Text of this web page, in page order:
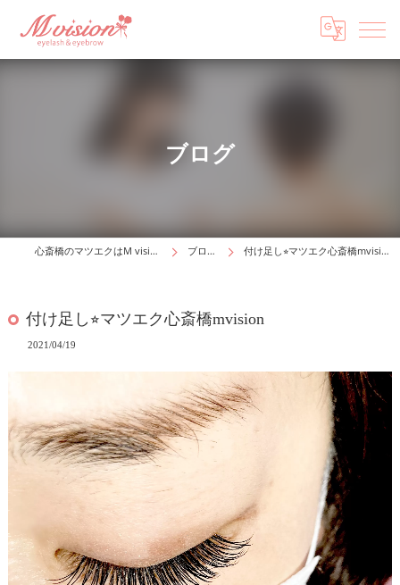
ブログ
心斎橋のマツエクはM vision ブログ 付け足し⭐︎マツエク心斎橋mvision
付け足し⭐︎マツエク心斎橋mvision
2021/04/19